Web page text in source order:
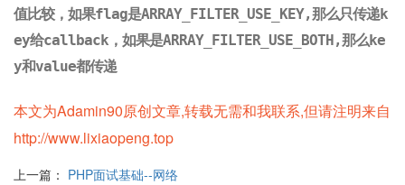
值比较，如果flag是ARRAY_FILTER_USE_KEY,那么只传递k
ey给callback，如果是ARRAY_FILTER_USE_BOTH,那么ke
y和value都传递
本文为Adamin90原创文章,转载无需和我联系,但请注明来自
http://www.lixiaopeng.top
上一篇： PHP面试基础--网络